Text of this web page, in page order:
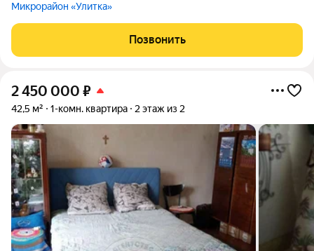
Микрорайон «Улитка»
Позвонить
2 450 000 ₽
42,5 м² 1-комн. квартира 2 этаж из 2